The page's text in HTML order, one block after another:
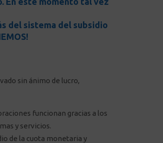
del sistema del subsidio
sin ánimo de lucro,
funcionan gracias a los
y servicios.
de la cuota monetaria y